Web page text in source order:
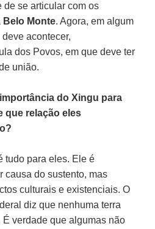
de se articular com os
Belo Monte. Agora, em algum
acontecer,
dos Povos, em que deve ter
união.
importância do Xingu para
que relação eles
tudo para eles. Ele é
causa do sustento, mas
culturais e existenciais. O
diz que nenhuma terra
verdade que algumas não